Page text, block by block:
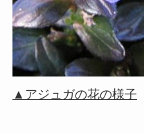
▲アジュガの花の様子